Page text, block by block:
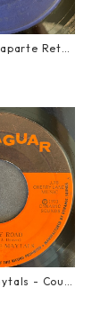
Retre
- Coun
】